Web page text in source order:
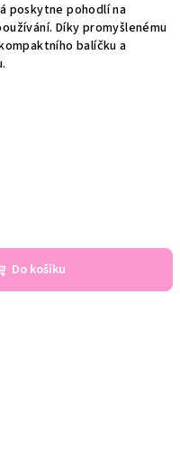
poskytne pohodlí na
Díky promyšlenému
balíčku a
Do košíku